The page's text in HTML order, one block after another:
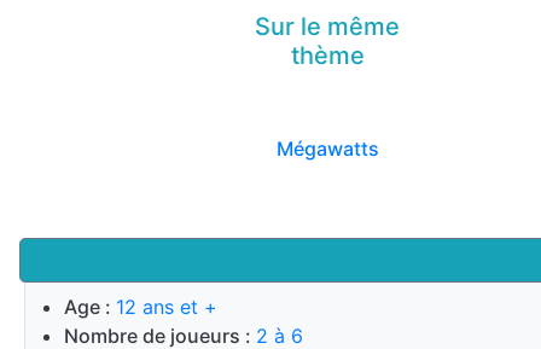
Age : 12 ans et +
Nombre de joueurs : 2 à 6
Sur le même
thème
Mégawatts